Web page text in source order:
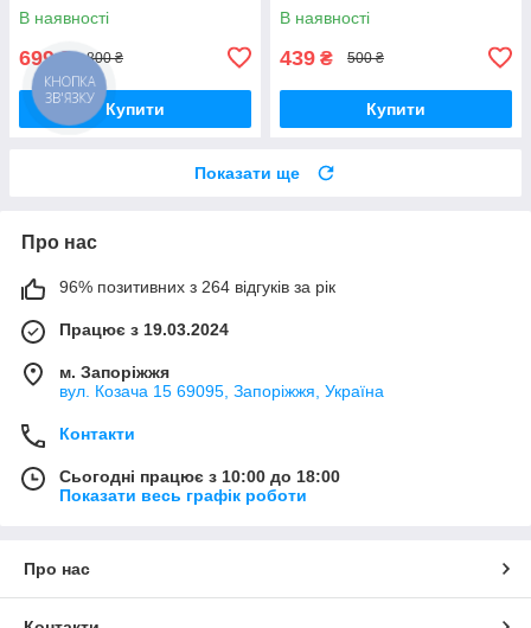
В наявності
699₴ 800 ₴
Купити
В наявності
439 ₴ 500 ₴
Купити
Показати ще
Про нас
96% позитивних з 264 відгуків за рік
Працює з 19.03.2024
м. Запоріжжя
вул. Козача 15 69095, Запоріжжя, Україна
Контакти
Сьогодні працює з 10:00 до 18:00
Показати весь графік роботи
Про нас
КНОПКА
ЗВ'ЯЗКУ